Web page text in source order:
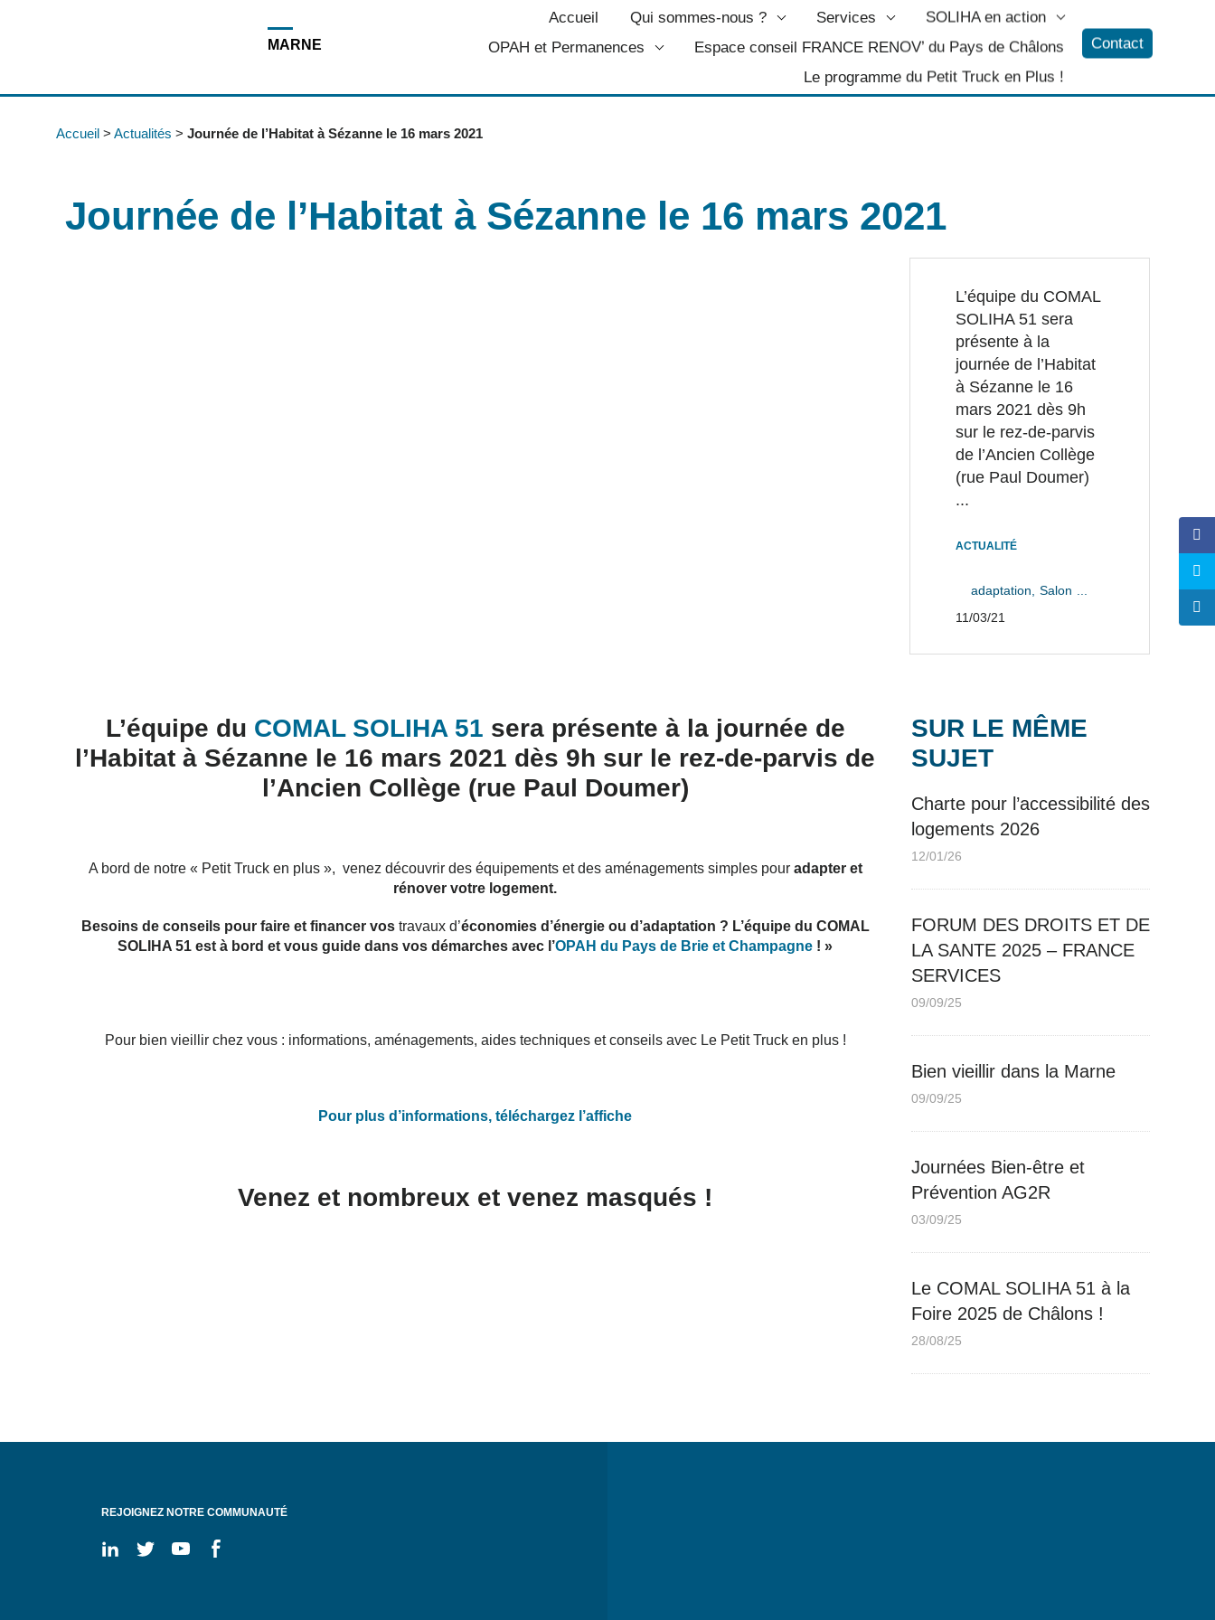
MARNE
Accueil Qui sommes-nous ? Services
SOLIHA en action
OPAH et Permanences
Espace conseil FRANCE RENOV’ du Pays de Châlons
Le programme du Petit Truck en Plus !
Contact
Accueil > Actualités > Journée de l’Habitat à Sézanne le 16 mars 2021
Journée de l’Habitat à Sézanne le 16 mars 2021
L’équipe du COMAL
SOLIHA 51 sera
présente à la
journée de l’Habitat
à Sézanne le 16
mars 2021 dès 9h
sur le rez-de-parvis
de l’Ancien Collège
(rue Paul Doumer)
...
ACTUALITÉ
adaptation Salon
11/03/21
L’équipe du COMAL SOLIHA 51 sera présente à la journée de
l’Habitat à Sézanne le 16 mars 2021 dès 9h sur le rez-de-parvis de
l’Ancien Collège (rue Paul Doumer)
A bord de notre « Petit Truck en plus », venez découvrir des équipements et des aménagements simples pour adapter et
rénover votre logement.
Besoins de conseils pour faire et financer vostravaux d’économies d’énergie ou d’adaptation ? L’équipe du COMAL
SOLIHA 51 est à bord et vous guide dans vos démarches avec l’OPAH du Pays de Brie et Champagne ! »
Pour bien vieillir chez vous : informations, aménagements, aides techniques et conseils avec Le Petit Truck en plus !
Pour plus d’informations, téléchargez l’affiche
Venez et nombreux et venez masqués !
SUR LE MÊME
SUJET
Charte pour l’accessibilité des
logements 2026
12/01/26
FORUM DES DROITS ET DE
LA SANTE 2025 – FRANCE
SERVICES
09/09/25
Bien vieillir dans la Marne
09/09/25
Journées Bien-être et
Prévention AG2R
03/09/25
Le COMAL SOLIHA 51 à la
Foire 2025 de Châlons !
28/08/25
REJOIGNEZ NOTRE COMMUNAUTÉ
On
On
On
On